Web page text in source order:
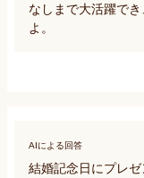
なしまで大活躍で
よ。
AIによる回答
結婚記念日にプレ